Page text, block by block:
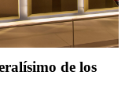
de los